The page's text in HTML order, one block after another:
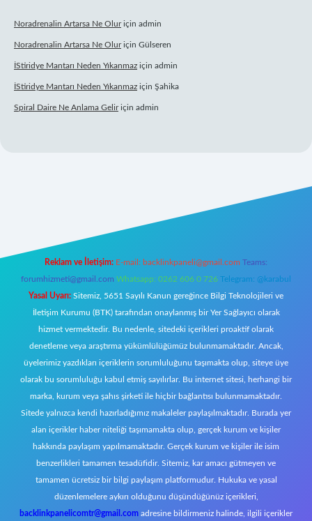
Noradrenalin Artarsa Ne Oluriçin admin
Noradrenalin Artarsa Ne Oluriçin Gülseren
İStiridye Mantarı Neden Yıkanmaz için admin
İStiridye Mantarı Neden Yıkanmaz için Şahika
Spiral Daire Ne Anlama Geliriçin admin
Reklam ve İletişim: E-mail: backlinkpaneli@gmail.com Teams:
forumhizmeti@gmail.com Whatsapp: 0262 606 0 726 Telegram: @karabul
Yasal Uyarı: Sitemiz, 5651 Sayılı Kanun gereğince Bilgi Teknolojileri ve
İletişim Kurumu (BTK) tarafından onaylanmış bir Yer Sağlayıcı olarak
hizmet vermektedir. Bu nedenle, sitedeki içerikleri proaktif olarak
denetleme veya araştırma yükümlülüğümüz bulunmamaktadır. Ancak,
üyelerimiz yazdıkları içeriklerin sorumluluğunu taşımakta olup, siteye üye
olarak bu sorumluluğu kabul etmiş sayılırlar. Bu internet sitesi, herhangi bir
marka, kurum veya şahıs şirketi ile hiçbir bağlantısı bulunmamaktadır.
Sitede yalnızca kendi hazırladığımız makaleler paylaşılmaktadır. Burada yer
alan içerikler haber niteliği taşımamakta olup, gerçek kurum ve kişiler
hakkında paylaşım yapılmamaktadır. Gerçek kurum ve kişiler ile isim
benzerlikleri tamamen tesadüfidir. Sitemiz, kar amacı gütmeyen ve
tamamen ücretsiz bir bilgi paylaşım platformudur. Hukuka ve yasal
düzenlemelere aykırı olduğunu düşündüğünüz içerikleri,
backlinkpanelicomtr@gmail.com adresine bildirmeniz halinde, ilgili içerikler